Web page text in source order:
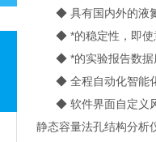
◆ 具有国内外的液氮
◆ *的稳定性，即使
◆ *的实验报告数据
◆ 全程自动化智能化
◆ 软件界面自定义
静态容量法孔结构分析